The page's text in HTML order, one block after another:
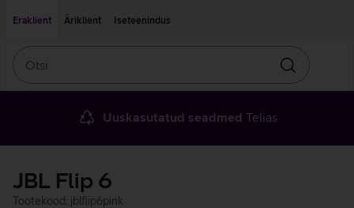
Eraklient
Äriklient Iseteenindus
Otsin
Uuskasutatud seadmed Telias
JBL Flip 6
Tootekood: jblflip6pink